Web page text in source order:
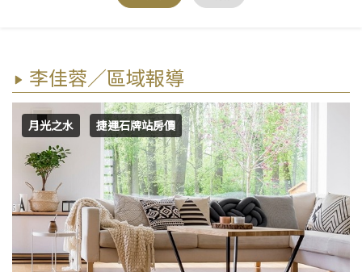
李佳蓉／區域報導
月光之水 捷運石牌站房價